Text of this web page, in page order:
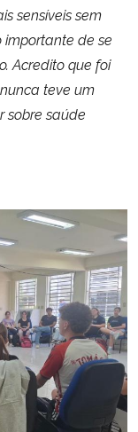
sensíveis sem
de se
Acredito que foi
teve um
sobre saúde